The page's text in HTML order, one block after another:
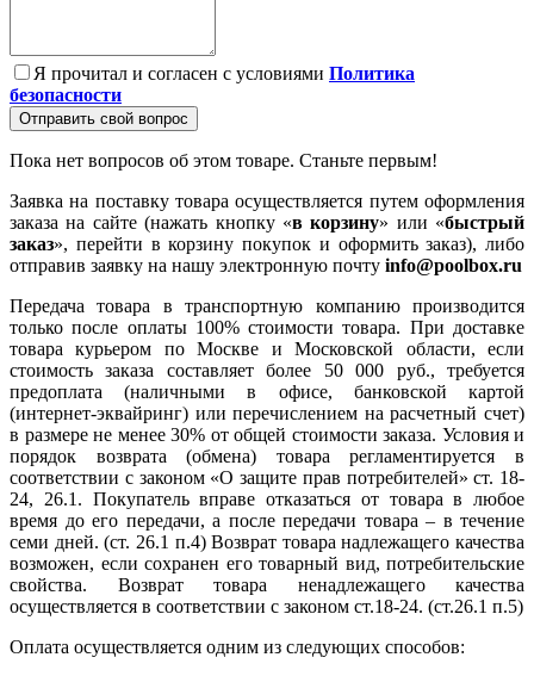
Я прочитал и согласен с условиями Политика
безопасности
Отправить свой вопрос
Пока нет вопросов об этом товаре. Станьте первым!
Заявка на поставку товара осуществляется путем оформления
заказа на сайте (нажать кнопку «в корзину» или «быстрый
заказ», перейти в корзину покупок и оформить заказ), либо
отправив заявку на нашу электронную почту info@poolbox.ru
Передача товара в транспортную компанию производится
только после оплаты 100% стоимости товара. При доставке
товара курьером по Москве и Московской области, если
стоимость заказа составляет более 50 000 руб., требуется
предоплата (наличными в офисе, банковской картой
(интернет-эквайринг) или перечислением на расчетный счет)
в размере не менее 30% от общей стоимости заказа. Условия и
порядок возврата (обмена) товара регламентируется в
соответствии с законом «О защите прав потребителей» ст. 18-
24, 26.1. Покупатель вправе отказаться от товара в любое
время до его передачи, а после передачи товара – в течение
семи дней. (ст. 26.1 п.4) Возврат товара надлежащего качества
возможен, если сохранен его товарный вид, потребительские
свойства. Возврат товара ненадлежащего качества
осуществляется в соответствии с законом ст.18-24. (ст.26.1 п.5)
Оплата осуществляется одним из следующих способов: